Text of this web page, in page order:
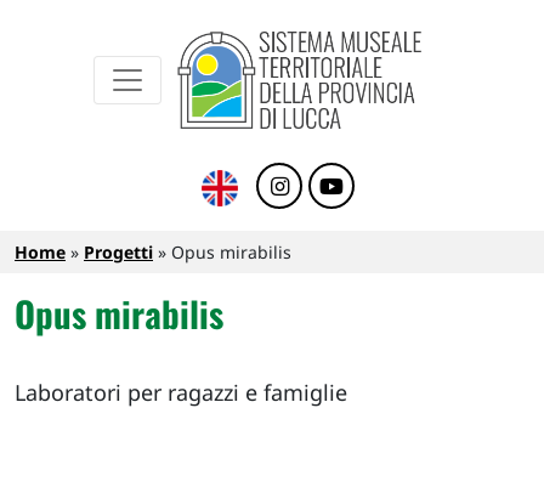
Sistema Museale Territoriale della
Briciole di pane
Home Progetti Opus mirabilis
Opus mirabilis
Laboratori per ragazzi e famiglie